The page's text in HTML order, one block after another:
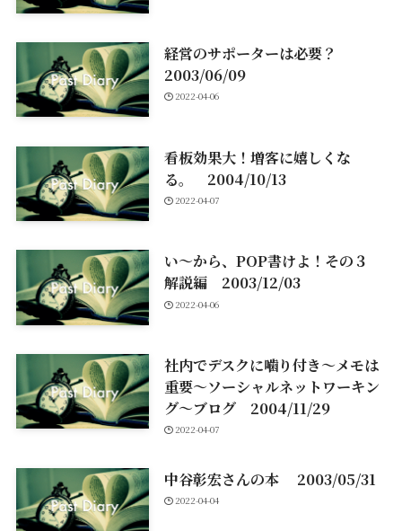
経営のサポーターは必要？
2003/06/09
2022-04-06
看板効果大！増客に嬉しくな
る。 2004/10/13
2022-04-07
い～から、POP書けよ！その３
解説編 2003/12/03
2022-04-06
社内でデスクに噛り付き～メモは
重要～ソーシャルネットワーキン
グ～ブログ 2004/11/29
2022-04-07
中谷彰宏さんの本 2003/05/31
2022-04-04